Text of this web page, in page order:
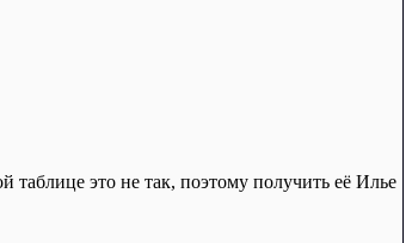
таблице это не так, поэтому получить её Илье